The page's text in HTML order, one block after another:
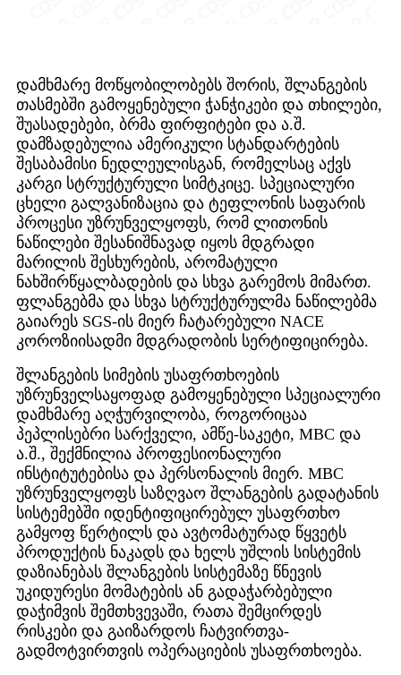
დამხმარე მოწყობილობებს შორის, შლანგების
თასმებში გამოყენებული ჭანჭიკები და თხილები,
შუასადებები, ბრმა ფირფიტები და ა.შ.
დამზადებულია ამერიკული სტანდარტების
შესაბამისი ნედლეულისგან, რომელსაც აქვს
კარგი სტრუქტურული სიმტკიცე. სპეციალური
ცხელი გალვანიზაცია და ტეფლონის საფარის
პროცესი უზრუნველყოფს, რომ ლითონის
ნაწილები შესანიშნავად იყოს მდგრადი
მარილის შესხურების, არომატული
ნახშირწყალბადების და სხვა გარემოს მიმართ.
ფლანგებმა და სხვა სტრუქტურულმა ნაწილებმა
გაიარეს SGS-ის მიერ ჩატარებული NACE
კოროზიისადმი მდგრადობის სერტიფიცირება.
შლანგების სიმების უსაფრთხოების
უზრუნველსაყოფად გამოყენებული სპეციალური
დამხმარე აღჭურვილობა, როგორიცაა
პეპლისებრი სარქველი, ამწე-საკეტი, MBC და
ა.შ., შექმნილია პროფესიონალური
ინსტიტუტებისა და პერსონალის მიერ. MBC
უზრუნველყოფს საზღვაო შლანგების გადატანის
სისტემებში იდენტიფიცირებულ უსაფრთხო
გამყოფ წერტილს და ავტომატურად წყვეტს
პროდუქტის ნაკადს და ხელს უშლის სისტემის
დაზიანებას შლანგების სისტემაზე წნევის
უკიდურესი მომატების ან გადაჭარბებული
დაჭიმვის შემთხვევაში, რათა შემცირდეს
რისკები და გაიზარდოს ჩატვირთვა-
გადმოტვირთვის ოპერაციების უსაფრთხოება.